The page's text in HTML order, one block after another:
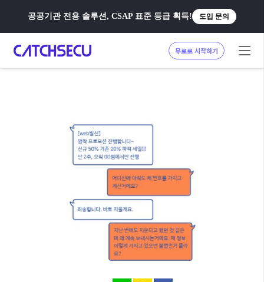
공공기관 전용 솔루션, CSAP 표준 등급 획득! 도입 문의
무료로 시작하기